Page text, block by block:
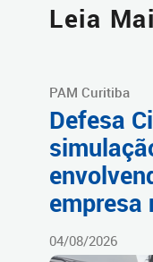
Leia
PAM Curitiba
Defesa
empresa
04/08/2026